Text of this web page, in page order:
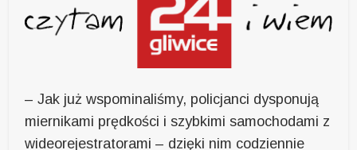
– Jak już wspominaliśmy, policjanci dysponują
miernikami prędkości i szybkimi samochodami z
wideorejestratorami – dzięki nim codziennie